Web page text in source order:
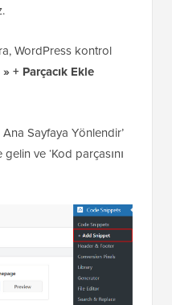
WordPress kontrol
+ Parçacık Ekle
Sayfaya Yönlendir’
ve ‘Kod parçasını